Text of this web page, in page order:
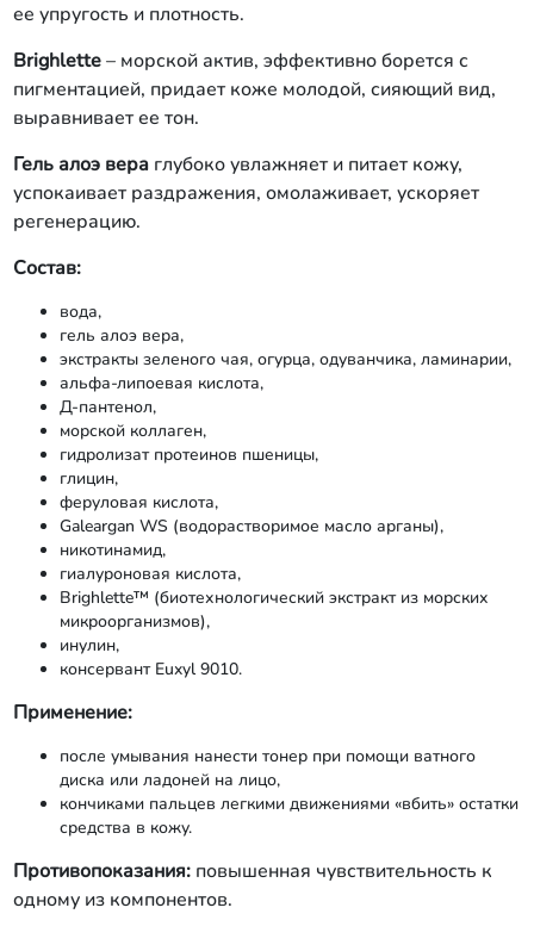
ее упругость и плотность.
Brighlette– морской актив, эффективно борется с
пигментацией, придает коже молодой, сияющий вид,
выравнивает ее тон.
Гель алоэ вераглубоко увлажняет и питает кожу,
успокаивает раздражения, омолаживает, ускоряет
регенерацию.
Состав:
вода,
гель алоэ вера,
экстракты зеленого чая, огурца, одуванчика, ламинарии,
альфа-липоевая кислота,
Д-пантенол,
морской коллаген,
гидролизат протеинов пшеницы,
глицин,
феруловая кислота,
Galeargan WS (водорастворимое масло арганы),
никотинамид,
гиалуроновая кислота,
Brighlette™ (биотехнологический экстракт из морских
микроорганизмов),
инулин,
консервант Euxyl 9010.
Применение:
после умывания нанести тонер при помощи ватного
диска или ладоней на лицо,
кончиками пальцев легкими движениями «вбить» остатки
средства в кожу.
Противопоказания:повышенная чувствительность к
одному из компонентов.